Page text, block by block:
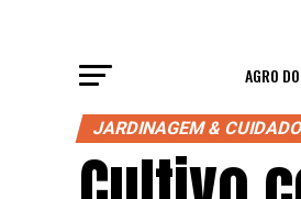
AGRO
JARDINAGEM &